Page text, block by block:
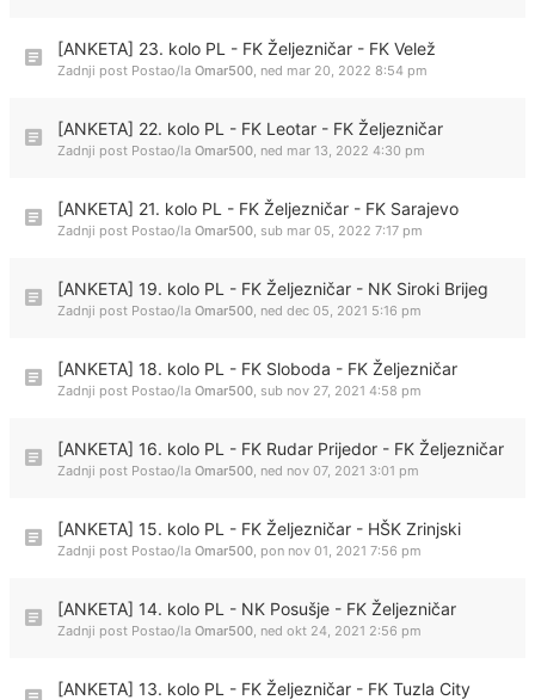
[ANKETA] 23. kolo PL - FK Željezničar - FK Velež
Zadnji post Postao/la Omar500, ned mar 20, 2022 8:54 pm
[ANKETA] 22. kolo PL - FK Leotar - FK Željezničar
Zadnji post Postao/la Omar500, ned mar 13, 2022 4:30 pm
[ANKETA] 21. kolo PL - FK Željezničar - FK Sarajevo
Zadnji post Postao/la Omar500, sub mar 05, 2022 7:17 pm
[ANKETA] 19. kolo PL - FK Željezničar - NK Siroki Brijeg
Zadnji post Postao/la Omar500, ned dec 05, 2021 5:16 pm
[ANKETA] 18. kolo PL - FK Sloboda - FK Željezničar
Zadnji post Postao/la Omar500, sub nov 27, 2021 4:58 pm
[ANKETA] 16. kolo PL - FK Rudar Prijedor - FK Željezničar
Zadnji post Postao/la Omar500, ned nov 07, 2021 3:01 pm
[ANKETA] 15. kolo PL - FK Željezničar - HŠK Zrinjski
Zadnji post Postao/la Omar500, pon nov 01, 2021 7:56 pm
[ANKETA] 14. kolo PL - NK Posušje - FK Željezničar
Zadnji post Postao/la Omar500, ned okt 24, 2021 2:56 pm
[ANKETA] 13. kolo PL - FK Željezničar - FK Tuzla City